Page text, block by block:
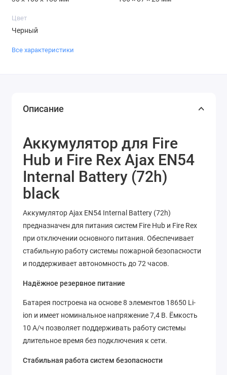
Цвет
Черный
Все характеристики
Описание
Аккумулятор для Fire
Hub и Fire Rex Ajax EN54
Internal Battery (72h)
black
Аккумулятор Ajax EN54 Internal Battery (72h)
предназначен для питания систем Fire Hub и Fire Rex
при отключении основного питания. Обеспечивает
стабильную работу системы пожарной безопасности
и поддерживает автономность до 72 часов.
Надёжное резервное питание
Батарея построена на основе 8 элементов 18650 Li-
ion и имеет номинальное напряжение 7,4 В. Ёмкость
10 А/ч позволяет поддерживать работу системы
длительное время без подключения к сети.
Стабильная работа систем безопасности